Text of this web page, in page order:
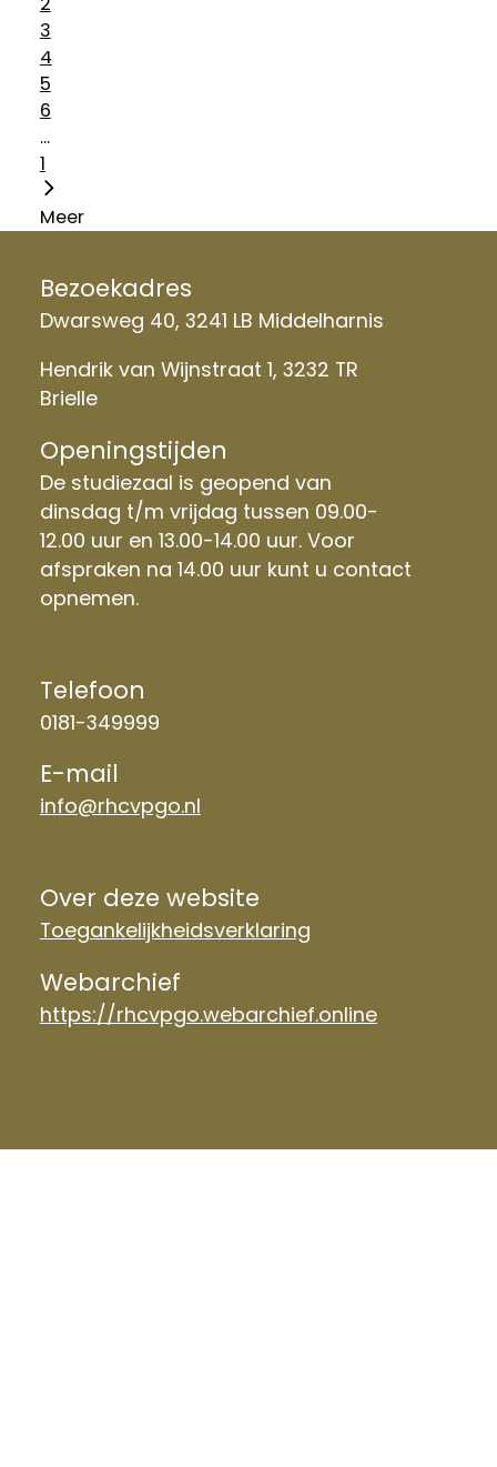
3
4
5
6
...
1
Meer
Bezoekadres
Dwarsweg 40, 3241 LB Middelharnis
Hendrik van Wijnstraat 1, 3232 TR
Brielle
Openingstijden
De studiezaal is geopend van
dinsdag t/m vrijdag tussen 09.00-
12.00 uur en 13.00-14.00 uur. Voor
afspraken na 14.00 uur kunt u contact
opnemen.
Telefoon
0181-349999
E-mail
info@rhcvpgo.nl
Over deze website
Toegankelijkheidsverklaring
Webarchief
https://rhcvpgo.webarchief.online